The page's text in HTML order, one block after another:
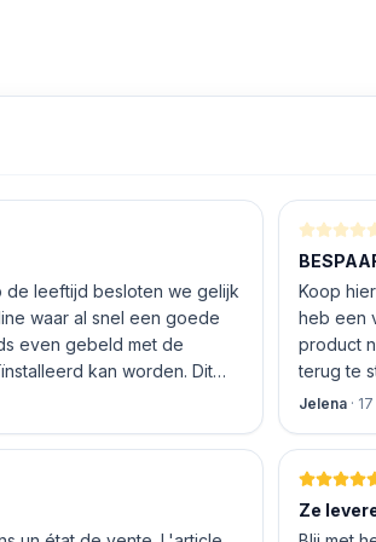
nooit lang te stoppen met
je omgevingsgeluid dempen of
weergeven in de
zit, aan het rennen bent
geluiden worden doorgelaten
de leeftijd besloten we gelijk
waar al snel een goede
kan worden. Dit
vriendelijke medewerker
loze woorden: om 16.00
Koop
heb een
product
terug te
inhouden!
Jelena ·
Ze